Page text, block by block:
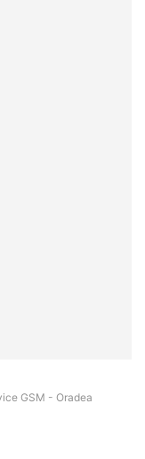
GSM - Oradea